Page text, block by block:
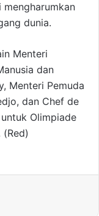
dunia.
Menteri
dan
Menteri Pemuda
dan Chef de
Olimpiade